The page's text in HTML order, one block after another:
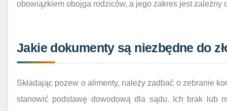
obowiązkiem obojga rodziców, a jego zakres jest zależny
Jakie dokumenty są niezbędne do
Składając pozew o alimenty, należy zadbać o zebranie
stanowić podstawę dowodową dla sądu. Ich brak lub